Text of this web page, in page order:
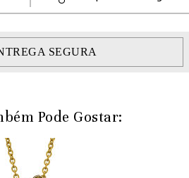
SEGURA
Pode Gostar: